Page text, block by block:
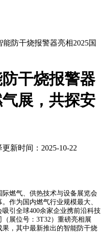
能防干烧报警器亮相2025国
干烧报警器
展，共探安
更新时间：2025-10-22
际燃气、供热技术与设备展览会
作为国内燃气行业规模最大、
引全球400余家企业携前沿科技
展位号：3T32）重磅亮相展
，其中最新推出的智能防干烧